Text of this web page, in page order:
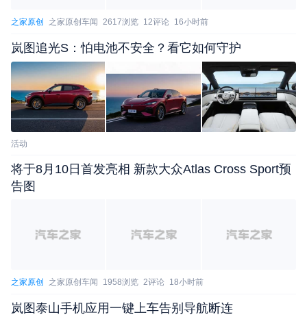
之家原创 之家原创车闻 2617浏览 12评论 16小时前
岚图追光S：怕电池不安全？看它如何守护
活动
将于8月10日首发亮相 新款大众Atlas Cross Sport预
告图
之家原创 之家原创车闻 1958浏览 2评论 18小时前
岚图泰山手机应用一键上车告别导航断连